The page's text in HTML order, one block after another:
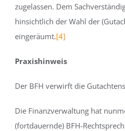
zugelassen. Dem
hinsichtlich der Wahl der
eingeräumt.[4]
Praxishinweis
Der BFH verwirft die
Die Finanzverwaltung hat
(fortdauernde) BFH-